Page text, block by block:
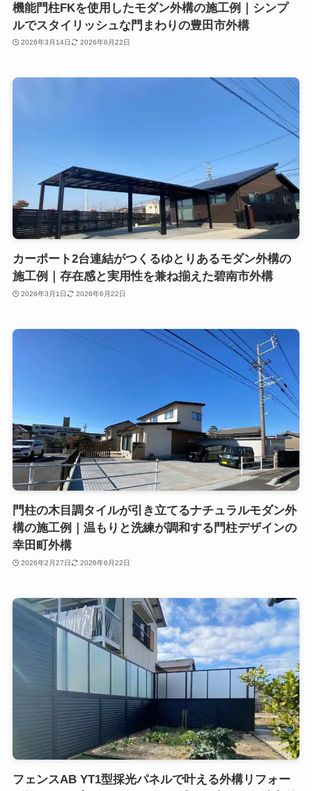
機能門柱FKを使用したモダン外構の施工例｜シンプ
ルでスタイリッシュな門まわりの豊田市外構
2026年3月14日 2026年6月22日
カーポート2台連結がつくるゆとりあるモダン外構の
施工例｜存在感と実用性を兼ね揃えた碧南市外構
2026年3月1日 2026年6月22日
門柱の木目調タイルが引き立てるナチュラルモダン外
構の施工例｜温もりと洗練が調和する門柱デザインの
幸田町外構
2026年2月27日 2026年6月22日
フェンスAB YT1型採光パネルで叶える外構リフォー